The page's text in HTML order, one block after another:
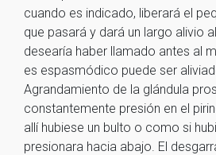
cuando es indicado, liberará el
que pasará y dará un largo alivio
desearía haber llamado antes al
es espasmódico puede ser
Agrandamiento de la glándula
constantemente presión en el
allí hubiese un bulto o como si
presionara hacia abajo. El